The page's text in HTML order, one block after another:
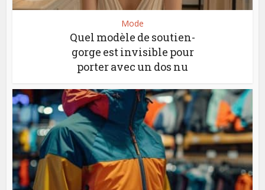
Mode
Quel modèle de soutien-
gorge est invisible pour
porter avec un dos nu